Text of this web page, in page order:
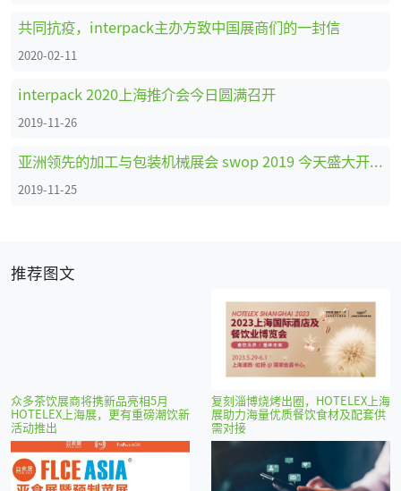
共同抗疫，interpack主办方致中国展商们的一封信
2020-02-11
interpack 2020上海推介会今日圆满召开
2019-11-26
亚洲领先的加工与包装机械展会 swop 2019 今天盛大开幕，开启绿色智能包 装新未来！
2019-11-25
推荐图文
众多茶饮展商将携新品亮相5月
HOTELEX上海展，更有重磅潮饮新
活动推出
复刻淄博烧烤出圈，HOTELEX上海
展助力海量优质餐饮食材及配套供
需对接